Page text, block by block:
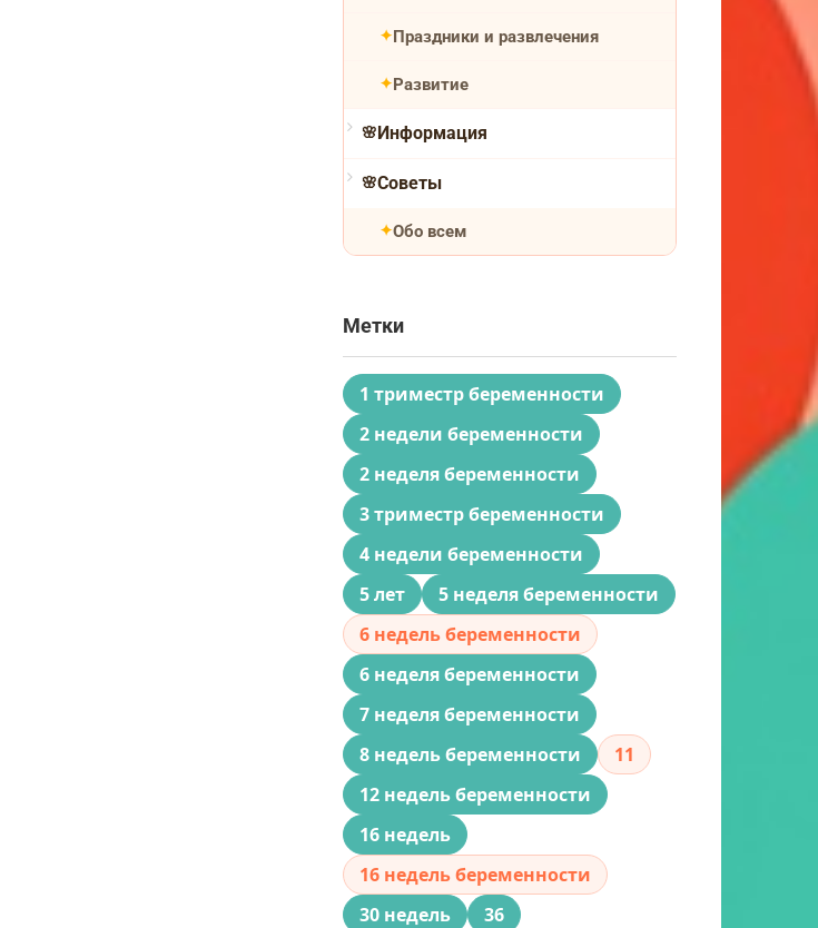
Праздники и развлечения
Развитие
Информация
Советы
Обо всем
Метки
1 триместр беременности
2 недели беременности
2 неделя беременности
3 триместр беременности
4 недели беременности
5 лет
5 неделя беременности
6 недель беременности
6 неделя беременности
7 неделя беременности
8 недель беременности
11
12 недель беременности
16 недель
16 недель беременности
30 недель
36